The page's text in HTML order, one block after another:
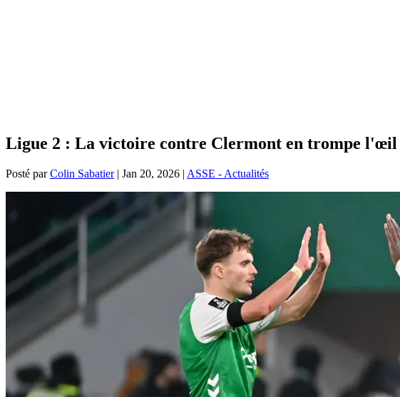
Ligue 2 : La victoire contre Clermont en trompe l'œil
Posté parColin Sabatier| Jan 20, 2026 | ASSE - Actualités